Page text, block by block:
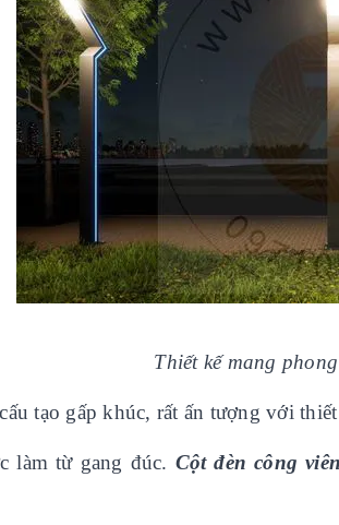
Thiết kế mang
tạo gấp khúc, rất ấn tượng với
làm từ gang đúc. Cột đèn công viên